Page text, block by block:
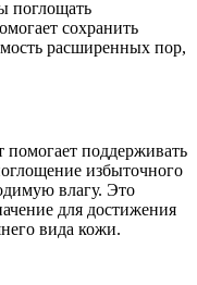
поглощать
сохранить
расширенных пор,
помогает поддерживать
избыточного
влагу. Это
для достижения
вида кожи.